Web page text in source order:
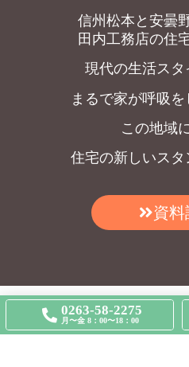
信州松本と安曇
田内工務店の住
現代の生活ス
まるで家が呼吸
この地域
住宅の新しいスタ
資料
0263-58-2275
月〜金 8：00〜18：00